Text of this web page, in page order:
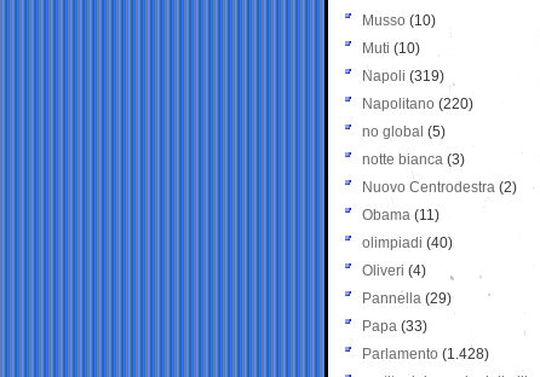
Musso (10)
Muti (10)
Napoli (319)
Napolitano (220)
no global (5)
notte bianca (3)
Nuovo Centrodestra (2)
Obama (11)
olimpiadi (40)
Oliveri (4)
Pannella (29)
Papa (33)
Parlamento (1.428)